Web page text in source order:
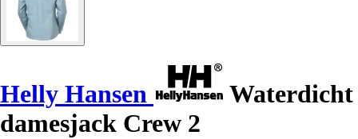
Helly Hansen
Waterdicht
damesjack Crew 2